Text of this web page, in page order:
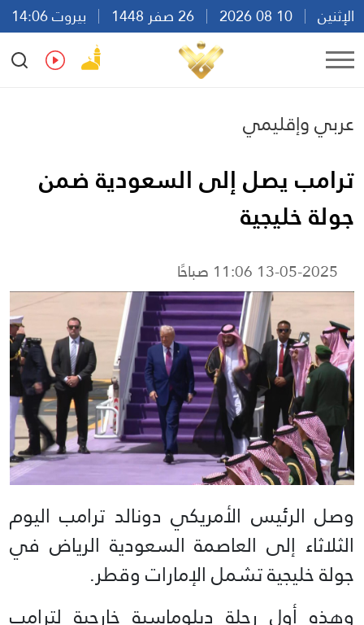
الإثنين
بيروت 14:06
Ar
En Fr Es
عربي وإقليمي
ترامب يصل إلى السعودية ضمن
جولة خليجية
13-05-2025 11:06 صباحًا
وصل الرئيس الأمريكي دونالد ترامب اليوم
الثلاثاء إلى العاصمة السعودية الرياض في
جولة خليجية تشمل الإمارات وقطر.
وهذه أول رحلة دبلوماسية خارجية لترامب